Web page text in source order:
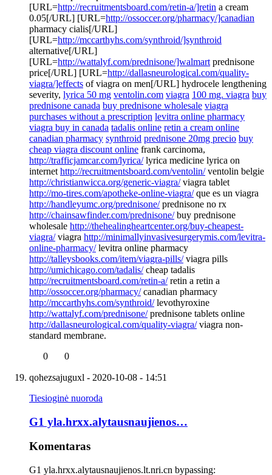
[URL=http://recruitmentsboard.com/retin-a/]retin a cream
0.05[/URL] [URL=http://ossoccer.org/pharmacy/]canadian
pharmacy cialis[/URL]
[URL=http://mccarthyhs.com/synthroid/]synthroid
alternative[/URL]
[URL=http://wattalyf.com/prednisone/]walmart prednisone
price[/URL] [URL=http://dallasneurological.com/quality-
viagra/]effects of viagra on men[/URL] hydrocele lengthening
severity, lyrica 50 mg ventolin.com viagra 100 mg. viagra buy
prednisone canada buy prednisone wholesale viagra
purchases without a prescription levitra online pharmacy
viagra buy in canada tadalis online retin a cream online
canadian pharmacy synthroid prednisone 20mg precio buy
cheap viagra discount online frank carcinoma,
http://trafficjamcar.com/lyrica/lyrica medicine lyrica on
internet http://recruitmentsboard.com/ventolin/ventolin belgie
http://christianwicca.org/generic-viagra/viagra tablet
http://mo-tires.com/apotheke-online-viagra/que es un viagra
http://handleyumc.org/prednisone/prednisone no rx
http://chainsawfinder.com/prednisone/buy prednisone
wholesale http://thehealingheartcenter.org/buy-cheapest-
viagra/viagra http://minimallyinvasivesurgerymis.com/levitra-
online-pharmacy/levitra online pharmacy
http://talleysbooks.com/item/viagra-pills/viagra pills
http://umichicago.com/tadalis/cheap tadalis
http://recruitmentsboard.com/retin-a/retin a retin a
http://ossoccer.org/pharmacy/canadian pharmacy
http://mccarthyhs.com/synthroid/levothyroxine
http://wattalyf.com/prednisone/prednisone tablets online
http://dallasneurological.com/quality-viagra/viagra non-
standard membrane.
0
0
qohezsajuguxl - 2020-10-08 - 14:51
Tiesioginė nuoroda
G1 yla.hrxx.alytausnaujienos…
Komentaras
G1 yla.hrxx.alytausnaujienos.lt.nri.cn bypassing: